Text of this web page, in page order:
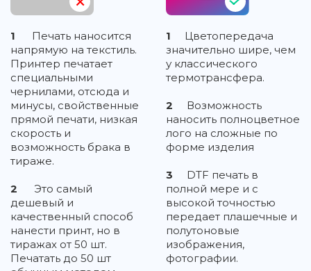
1
Печать наносится
напрямую на текстиль.
Принтер печатает
специальными
чернилами, отсюда и
минусы, свойственные
прямой печати, низкая
скорость и
возможность брака в
тираже.
2
Это самый
дешевый и
качественный способ
нанести принт, но в
тиражах от 50 шт.
Печатать до 50 шт
1
Цветопередача
значительно шире, чем
у классического
термотрансфера.
2
Возможность
наносить полноцветное
лого на сложные по
форме изделия
3
DTF печать в
полной мере и с
высокой точностью
передает плашечные и
полутоновые
изображения,
фотографии.